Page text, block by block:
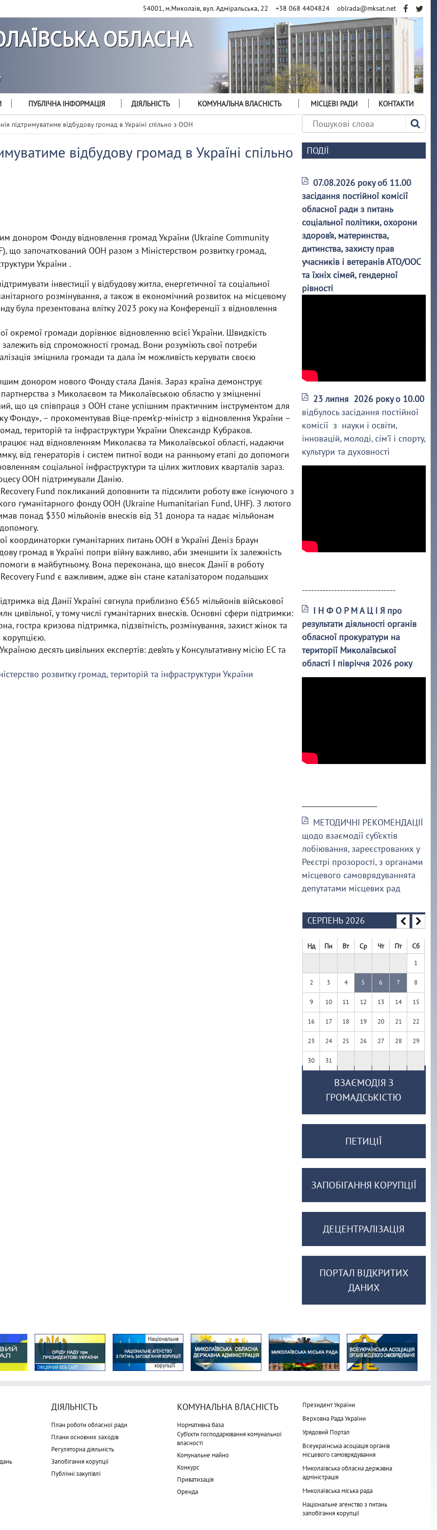
54001, м.Миколаїв, вул. Адміральська, 22 +38 068 4404824 oblrada@mksat.net
ОБЛАСНА
ПУБЛІЧНА ІНФОРМАЦІЯ ДІЯЛЬНІСТЬ КОМУНАЛЬНА ВЛАСНІСТЬ МІСЦЕВІ РАДИ КОНТАКТИ
підтримуватиме відбудову громад в Україні спільно з ООН
відбудову громад в Україні спільно
донором Фонду відновлення громад України (Ukraine Community
що започаткований ООН разом з Міністерством розвитку громад,
України .
інвестиції у відбудову житла, енергетичної та соціальної
розмінування, а також в економічний розвиток на місцевому
була презентована влітку 2023 року на Конференції з відновлення
окремої громади дорівнює відновленню всієї України. Швидкість
від спроможності громад. Вони розуміють свої потреби
зміцнила громади та дала їм можливість керувати своєю
донором нового Фонду стала Данія. Зараз країна демонструє
з Миколаєвом та Миколаївською областю у зміцненні
що ця співпраця з ООН стане успішним практичним інструментом для
Фонду», – прокоментував Віце-прем’єр-міністр з відновлення України –
територій та інфраструктури України Олександр Кубраков.
над відновленням Миколаєва та Миколаївської області, надаючи
від генераторів і систем питної води на ранньому етапі до допомоги
соціальної інфраструктури та цілих житлових кварталів зараз.
ООН підтримували Данію.
Fund покликаний доповнити та підсилити роботу вже існуючого з
гуманітарного фонду ООН (Ukraine Humanitarian Fund, UHF). З лютого
понад $350 мільйонів внесків від 31 донора та надає мільйонам
координаторки гуманітарних питань ООН в Україні Деніз Браун
громад в Україні попри війну важливо, аби зменшити їх залежність
в майбутньому. Вона переконана, що внесок Данії в роботу
Fund є важливим, адже він стане каталізатором подальших
від Данії Україні сягнула приблизно €565 мільйонів військової
цивільної, у тому числі гуманітарних внесків. Основні сфери підтримки:
гостра кризова підтримка, підзвітність, розмінування, захист жінок та
корупцією.
десять цивільних експертів: дев’ять у Консультативну місію ЕС та
розвитку громад, територій та інфраструктури України
ПОДІЇ
07.08.2026 року об 11.00
засідання постійної комісії
обласної ради з питань
соціальної політики, охорони
здоров’я, материнства,
дитинства, захисту прав
учасників і ветеранів АТО/ООС
та їхніх сімей, гендерної
рівності
23 липня 2026 року о 10.00
відбулось засідання постійної
комісії з науки і освіти,
інновацій, молоді, сім’ї і спорту,
культури та духовності
--------------------------------
І Н Ф О Р М А Ц І Я про
результати діяльності органів
обласної прокуратури на
території Миколаївської
області І півріччя 2026 року
МЕТОДИЧНІ РЕКОМЕНДАЦІЇ
щодо взаємодії суб’єктів
лобіювання, зареєстрованих у
Реєстрі прозорості, з органами
місцевого самоврядуваннята
депутатами місцевих рад
СЕРПЕНЬ 2026
Нд Пн Вт Ср Чт Пт Сб
1
2 3 4 5 6 7 8
9 10 11 12 13 14 15
16 17 18 19 20 21 22
23 24 25 26 27 28 29
30 31
ВЗАЄМОДІЯ З
ГРОМАДСЬКІСТЮ
ПЕТИЦІЇ
ЗАПОБІГАННЯ КОРУПЦІЇ
ДЕЦЕНТРАЛІЗАЦІЯ
ПОРТАЛ ВІДКРИТИХ
ДАНИХ
ДІЯЛЬНІСТЬ
План роботи обласної ради
Плани основних заходів
Регуляторна діяльність
Запобігання корупції
Публічні закупівлі
КОМУНАЛЬНА ВЛАСНІСТЬ
Нормативна база
Суб'єкти господарювання комунальної
власності
Комунальне майно
Конкурс
Приватизація
Оренда
Президент України
Верховна Рада України
Урядовий Портал
Всеукраїнська асоціація органів
місцевого самоврядування
Миколаївська обласна державна
адміністрація
Миколаївська міська рада
Національне агенство з питань
запобігання корупції